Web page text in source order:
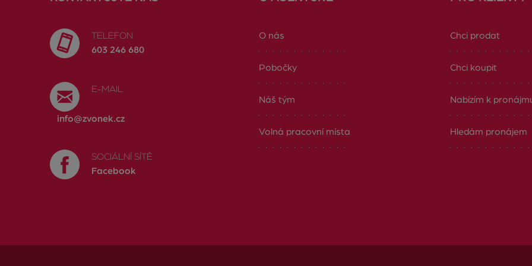
TELEFON
603 246 680
E-MAIL
info@zvonek.cz
SOCIÁLNÍ SÍTĚ
Facebook
O nás
Pobočky
Náš tým
Volná pracovní místa
Chci prodat
Chci koupit
Nabízím k
Hledám pronájem